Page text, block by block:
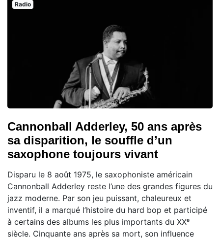
Radio
Cannonball Adderley, 50 ans après
sa disparition, le souffle d’un
saxophone toujours vivant
Disparu le 8 août 1975, le saxophoniste américain
Cannonball Adderley reste l’une des grandes figures du
jazz moderne. Par son jeu puissant, chaleureux et
inventif, il a marqué l’histoire du hard bop et participé
à certains des albums les plus importants du XXᵉ
siècle. Cinquante ans après sa mort, son influence